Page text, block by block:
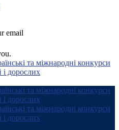
email